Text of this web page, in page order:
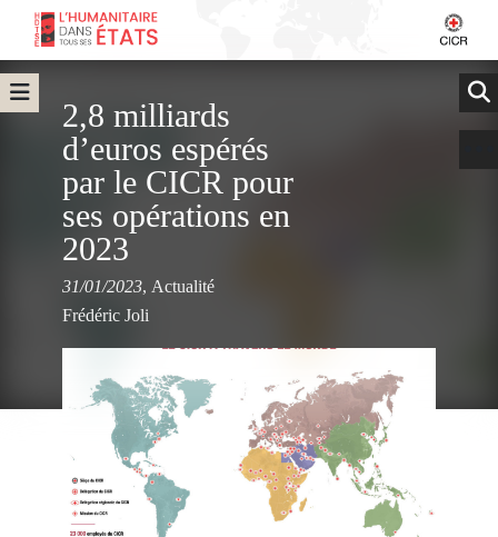
2,8 milliards
d’euros espérés
par le CICR pour
ses opérations en
2023
31/01/2023, Actualité
Frédéric Joli